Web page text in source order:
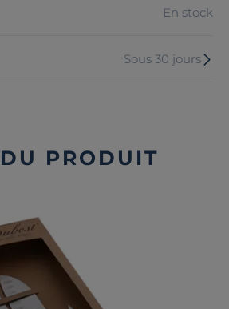
En stock
Sous 30 jours
PRODUIT